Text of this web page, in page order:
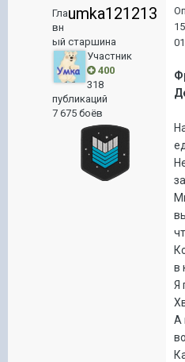
umka121213
Гла
вн
ый старшина
Участник
400
318
публикаций
7 675 боёв
в
Я
А